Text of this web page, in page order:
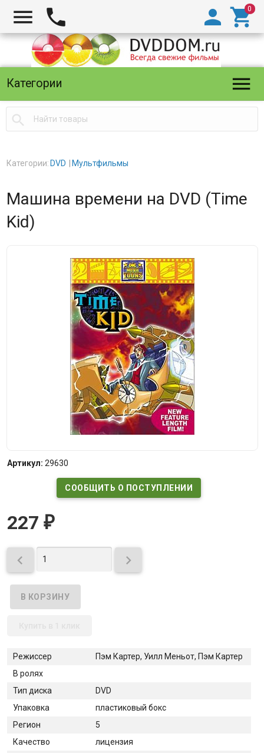
  

Категории 

Категории: DVD Мультфильмы
Машина времени на DVD (Time
Kid)
Артикул: 29630
СООБЩИТЬ О ПОСТУПЛЕНИИ
227 ₽
 
Режиссер
Пэм Картер, Уилл Меньот, Пэм Картер
В ролях
Тип диска
DVD
Упаковка
пластиковый бокс
Регион
5
Качество
лицензия